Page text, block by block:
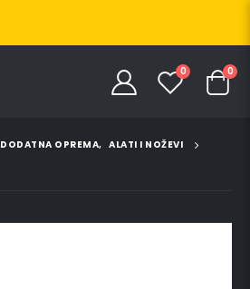
0 0
DODATNA OPREMA, ALATI I NOŽEVI